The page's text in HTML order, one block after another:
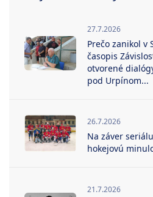
27.7.2026
Prečo zanikol v
časopis
otvorené
pod Urpínom...
26.7.2026
Na záver
hokejovú
21.7.2026